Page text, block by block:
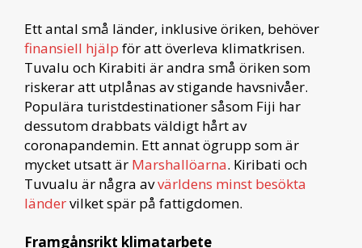
Ett antal små länder, inklusive öriken, behöver
finansiell hjälp för att överleva klimatkrisen.
Tuvalu och Kirabiti är andra små öriken som
riskerar att utplånas av stigande havsnivåer.
Populära turistdestinationer såsom Fiji har
dessutom drabbats väldigt hårt av
coronapandemin. Ett annat ögrupp som är
mycket utsatt är Marshallöarna. Kiribati och
Tuvualu är några avvärldens minst besökta
ländervilket spär på fattigdomen.
Framgånsrikt klimatarbete